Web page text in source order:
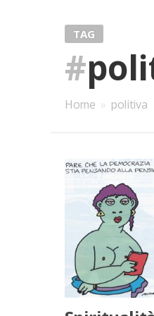
TAG
#
Home » politiva